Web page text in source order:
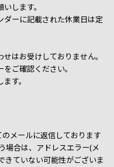
します。
ダーに記載された休業日は定
はお受けしておりません。
ご確認ください。
す。
メールに返信しております
場合は、アドレスエラー(メ
きていない可能性がございま